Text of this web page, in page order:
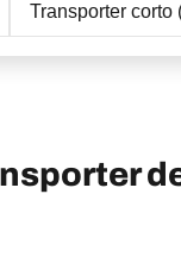
Transporter corto